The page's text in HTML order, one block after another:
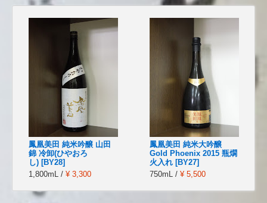
鳳凰美田 純米吟醸 山田
錦 冷卸(ひやおろ
し) [BY28]
1,800mL / ¥ 3,300
鳳凰美田 純米大吟醸
Gold Phoenix 2015 瓶燗
火入れ [BY27]
750mL / ¥ 5,500